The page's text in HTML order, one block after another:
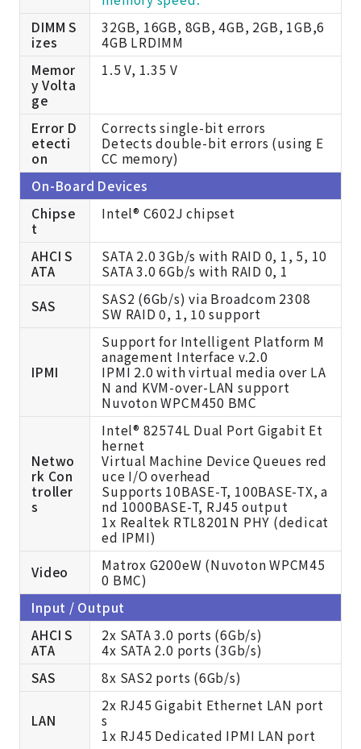
DIMM S
izes
32GB, 16GB, 8GB, 4GB, 2GB, 1GB,6
4GB LRDIMM
Memor
y Volta
ge
1.5 V, 1.35 V
Error D
etecti
on
Corrects single-bit errors
Detects double-bit errors (using E
CC memory)
On-Board Devices
Chipse
t
Intel® C602J chipset
AHCI S
ATA
SATA 2.0 3Gb/s with RAID 0, 1, 5, 10
SATA 3.0 6Gb/s with RAID 0, 1
SAS
SAS2 (6Gb/s) via Broadcom 2308
SW RAID 0, 1, 10 support
IPMI
Support for Intelligent Platform M
anagement Interface v.2.0
IPMI 2.0 with virtual media over LA
N and KVM-over-LAN support
Nuvoton WPCM450 BMC
Netwo
rk Con
troller
s
Intel® 82574L Dual Port Gigabit Et
hernet
Virtual Machine Device Queues red
uce I/O overhead
Supports 10BASE-T, 100BASE-TX, a
nd 1000BASE-T, RJ45 output
1x Realtek RTL8201N PHY (dedicat
ed IPMI)
Video
Matrox G200eW (Nuvoton WPCM45
0 BMC)
Input / Output
AHCI S
ATA
2x SATA 3.0 ports (6Gb/s)
4x SATA 2.0 ports (3Gb/s)
SAS
8x SAS2 ports (6Gb/s)
LAN
2x RJ45 Gigabit Ethernet LAN port
s
1x RJ45 Dedicated IPMI LAN port